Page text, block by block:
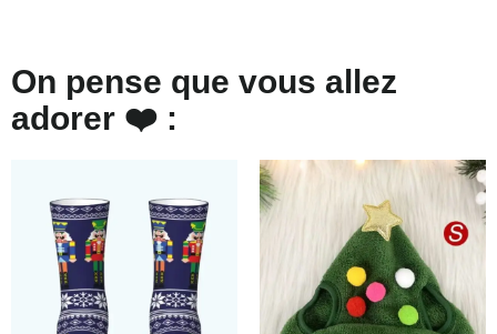
On pense que vous allez
adorer ❤️ :